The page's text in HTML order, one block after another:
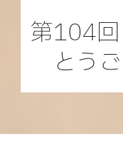
譲渡会
ご支援
第104
とう